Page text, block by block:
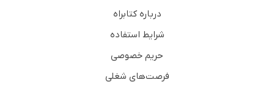
درباره کتابراه
شرایط استفاده
حریم خصوصی
فرصت‌های شغلی